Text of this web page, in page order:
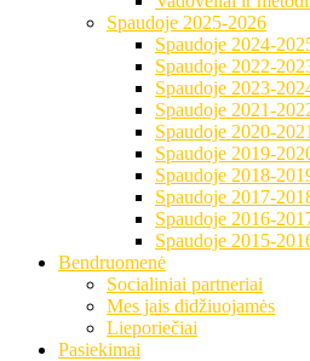
Spaudoje 2025-2026
Spaudoje 2024-
Spaudoje 2022-
Spaudoje 2023-
Spaudoje 2021-
Spaudoje 2020-2021
Spaudoje 2019-
Spaudoje 2018-
Spaudoje 2017-
Spaudoje 2016-
Spaudoje 2015-
Bendruomenė
Socialiniai partneriai
Mes jais didžiuojamės
Lieporiečiai
Pasiekimai